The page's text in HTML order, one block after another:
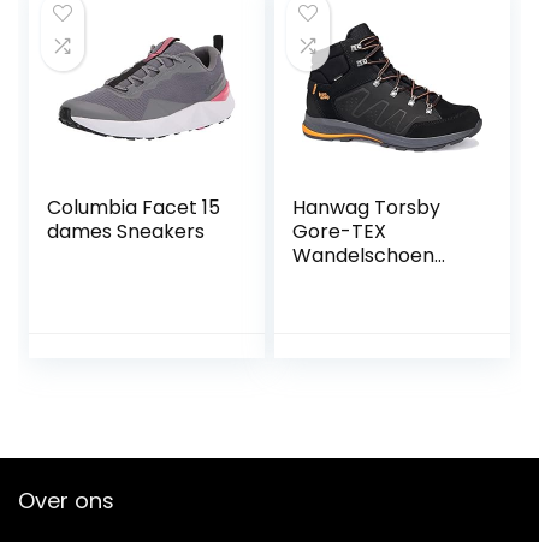
Columbia Facet 15
dames Sneakers
Hanwag Torsby
Gore-TEX
Wandelschoen
Over ons